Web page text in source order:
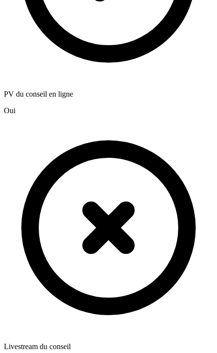
PV du conseil en ligne
Oui
Livestream du conseil